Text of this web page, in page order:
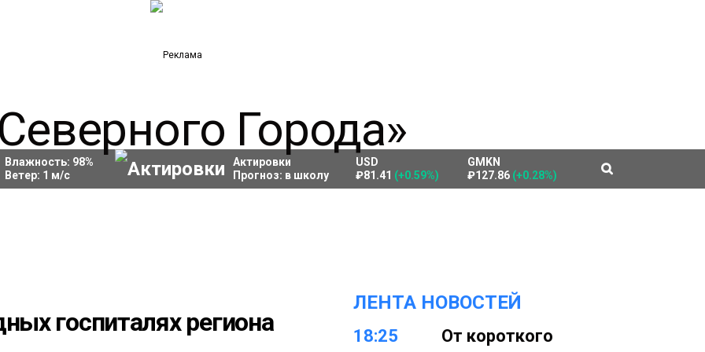
Влажность: 98%
Ветер: 1 м/с
Актировки
Прогноз: в школу
USD
₽81.41 (+0.59%)
GMKN
₽127.86 (+0.28%)
госпиталях региона
ЛЕНТА НОВОСТЕЙ
18:25
От короткого